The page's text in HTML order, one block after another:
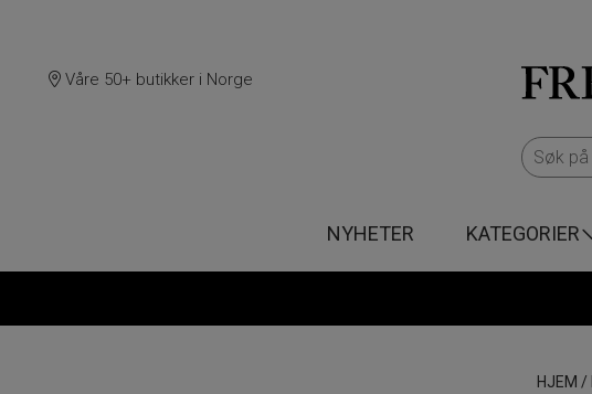
Våre 50+ butikker i Norge
NYHETER KATEGORIER
HJEM /